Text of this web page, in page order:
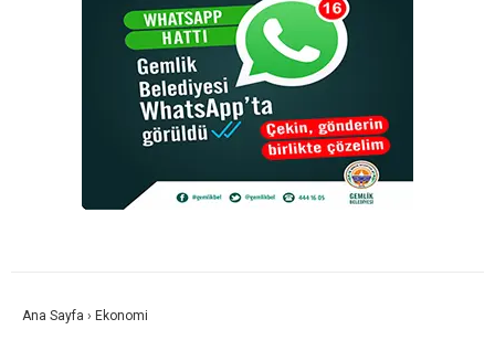
Ana Sayfa › Ekonomi